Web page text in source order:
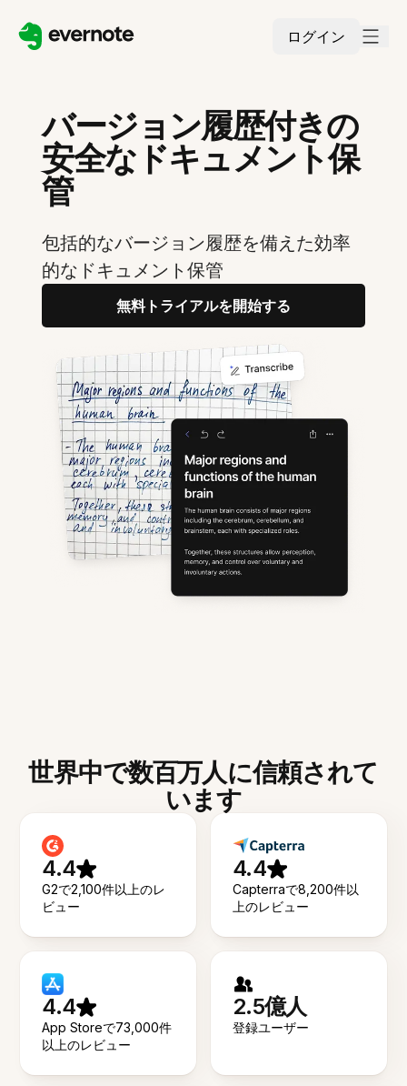
ログイン
バージョン履歴付きの
安全なドキュメント保
管
包括的なバージョン履歴を備えた効率
的なドキュメント保管
無料トライアルを開始する
世界中で数百万人に信頼されて
います
4.4
G2で2,100件以上のレ
ビュー
4.4
Capterraで8,200件以
上のレビュー
4.4
App Storeで73,000件
以上のレビュー
2.5億人
登録ユーザー